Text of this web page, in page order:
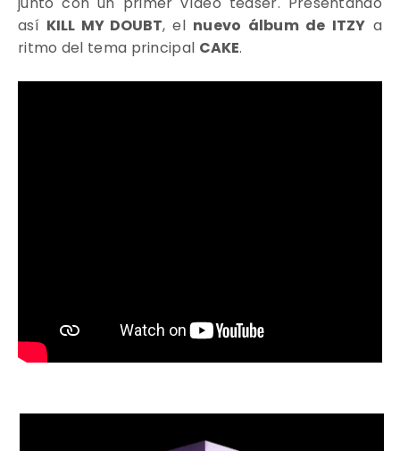
así KILL MY DOUBT, el nuevo álbum de ITZY a
ritmo del tema principal CAKE.